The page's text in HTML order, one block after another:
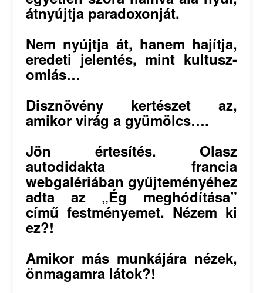
átnyújtja paradoxonját.
Nem nyújtja át, hanem hajítja,
eredeti jelentés, mint kultusz-
omlás…
Disznövény kertészet az,
amikor virág a gyümölcs….
Jön értesítés. Olasz
autodidakta francia
webgalériában gyűjteményéhez
adta az „Ég meghódítása”
című festményemet. Nézem ki
ez?!
Amikor más munkájára nézek,
önmagamra látok?!